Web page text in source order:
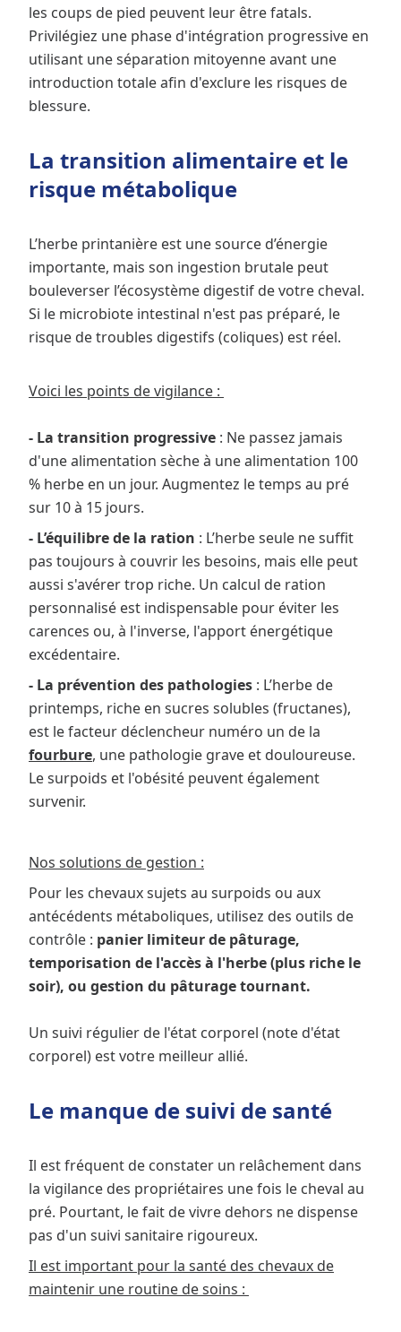
les coups de pied peuvent leur être fatals.
Privilégiez une phase d'intégration progressive en
utilisant une séparation mitoyenne avant une
introduction totale afin d'exclure les risques de
blessure.
La transition alimentaire et le
risque métabolique
L’herbe printanière est une source d’énergie
importante, mais son ingestion brutale peut
bouleverser l’écosystème digestif de votre cheval.
Si le microbiote intestinal n'est pas préparé, le
risque de troubles digestifs (coliques) est réel.
Voici les points de vigilance :
- La transition progressive : Ne passez jamais
d'une alimentation sèche à une alimentation 100
% herbe en un jour. Augmentez le temps au pré
sur 10 à 15 jours.
- L’équilibre de la ration : L’herbe seule ne suffit
pas toujours à couvrir les besoins, mais elle peut
aussi s'avérer trop riche. Un calcul de ration
personnalisé est indispensable pour éviter les
carences ou, à l'inverse, l'apport énergétique
excédentaire.
- La prévention des pathologies : L’herbe de
printemps, riche en sucres solubles (fructanes),
est le facteur déclencheur numéro un de la
fourbure, une pathologie grave et douloureuse.
Le surpoids et l'obésité peuvent également
survenir.
Nos solutions de gestion :
Pour les chevaux sujets au surpoids ou aux
antécédents métaboliques, utilisez des outils de
contrôle : panier limiteur de pâturage,
temporisation de l'accès à l'herbe (plus riche le
soir), ou gestion du pâturage tournant.
Un suivi régulier de l'état corporel (note d'état
corporel) est votre meilleur allié.
Le manque de suivi de santé
Il est fréquent de constater un relâchement dans
la vigilance des propriétaires une fois le cheval au
pré. Pourtant, le fait de vivre dehors ne dispense
pas d'un suivi sanitaire rigoureux.
Il est important pour la santé des chevaux de
maintenir une routine de soins :